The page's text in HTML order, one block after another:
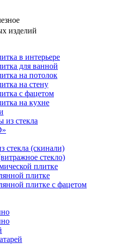
изделий
в интерьере
для ванной
на потолок
на стену
с фацетом
на кухне
из стекла
стекла (скинали)
стекло)
плитке
плитке
плитке с фацетом